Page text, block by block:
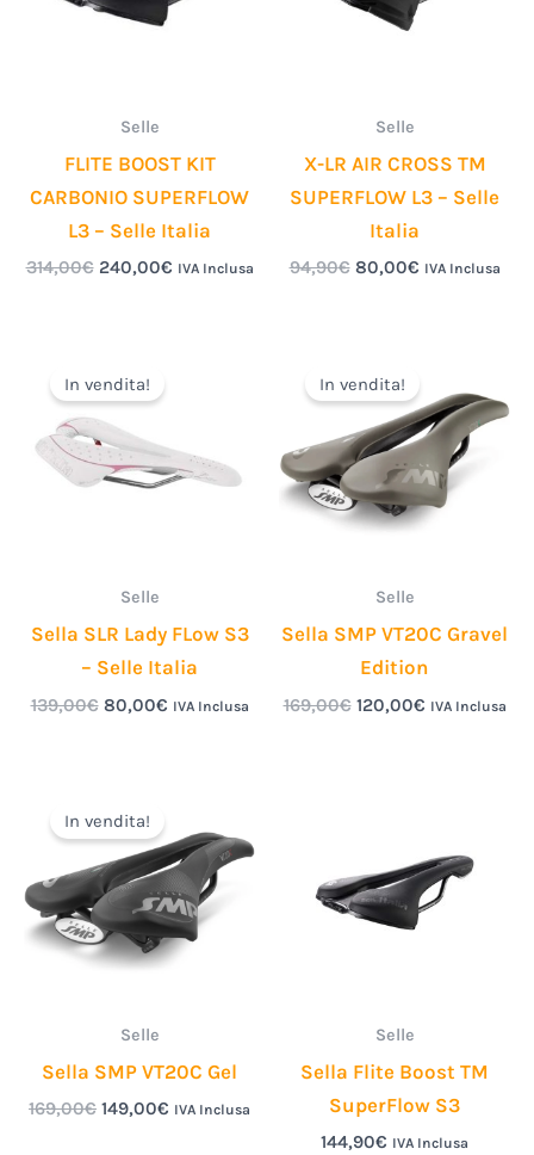
Selle
FLITE BOOST KIT
CARBONIO SUPERFLOW
L3 – Selle Italia
314,00€ 240,00€ IVA Inclusa
Selle
X-LR AIR CROSS TM
SUPERFLOW L3 – Selle
Italia
94,90€ 80,00€ IVA Inclusa
In vendita!
Selle
Sella SLR Lady FLow S3
– Selle Italia
139,00€
originale
139,00€.
80,00€ IVA Inclusa
In vendita!
Selle
Sella SMP VT20C Gravel
Edition
169,00€
originale
169,00€.
120,00€
attuale
è:
120,00€.
IVA Inclusa
In vendita!
Selle
Sella SMP VT20C Gel
169,00€
originale
era:
169,00€.
149,00€
attuale
è:
149,00€.
IVA Inclusa
Selle
Sella Flite Boost TM
SuperFlow S3
144,90€ IVA Inclusa